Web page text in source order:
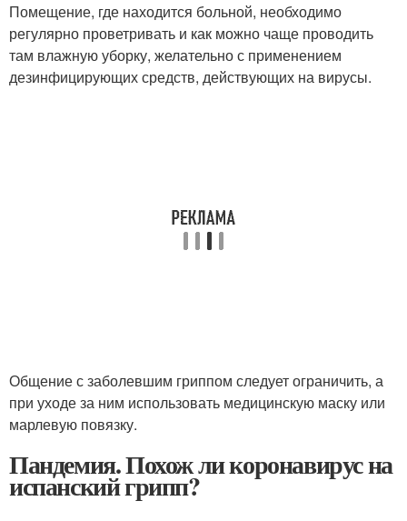
Помещение, где находится больной, необходимо
регулярно проветривать и как можно чаще проводить
там влажную уборку, желательно с применением
дезинфицирующих средств, действующих на вирусы.
Общение с заболевшим гриппом следует ограничить, а
при уходе за ним использовать медицинскую маску или
марлевую повязку.
Пандемия. Похож ли коронавирус на
испанский грипп?